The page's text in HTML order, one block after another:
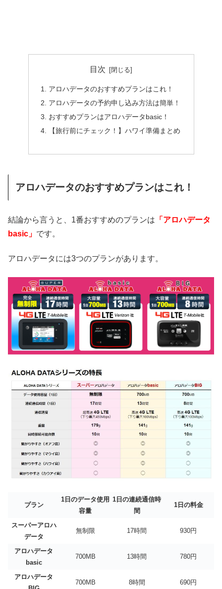
目次
アロハデータのおすすめプランはこれ！
アロハデータの予約申し込み方法は簡単！
おすすめプランはアロハデータbasic！
【旅行前にチェック！】ハワイ準備まとめ
アロハデータのおすすめプランはこれ！
結論から言うと、1番おすすめのプランは 「アロハデータ
basic」 です。
アロハデータには3つのプランがあります。
プラン
1日のデータ使用
容量
1日の連続通信時
間
1日の料金
スーパーアロハ
データ
無制限 17時間 930円
アロハデータ
basic
700MB 13時間 780円
アロハデータ
700MB 8時間 690円